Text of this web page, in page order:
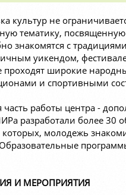
культур не
тематику,
знакомятся с
уикендом,
проходят широкие
и спортивными
часть работы центра -
разработали более 30
которых, молодежь
И МЕРОПРИЯТИЯ